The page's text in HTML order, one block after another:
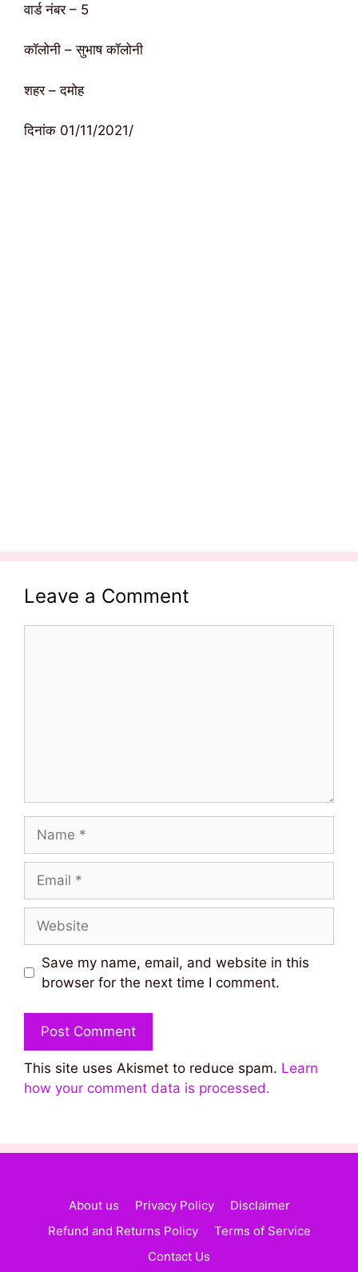
वार्ड नंबर – 5
कॉलोनी – सुभाष कॉलोनी
शहर – दमोह
दिनांक 01/11/2021/
Leave a Comment
Save my name, email, and website in this
browser for the next time I comment.
This site uses Akismet to reduce spam. Learn
how your comment data is processed.
About us Privacy Policy
Disclaimer
Refund and Returns Policy
Terms of Service
Contact Us